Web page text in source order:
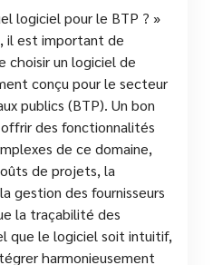
logiciel pour le BTP ? »
il est important de
choisir un logiciel de
conçu pour le secteur
publics (BTP). Un bon
des fonctionnalités
de ce domaine,
de projets, la
gestion des fournisseurs
la traçabilité des
que le logiciel soit intuitif,
harmonieusement